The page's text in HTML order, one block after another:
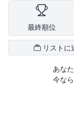
最終順位
リストに
あな
今なら